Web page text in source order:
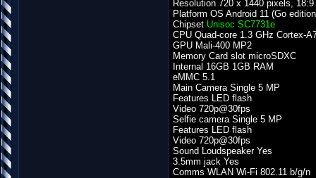
Resolution 720 x 1440 pixels,
Platform OS Android 11 (Go
Chipset Unisoc SC7731e
CPU Quad-core 1.3 GHz Cortex-
GPU Mali-400 MP2
Memory Card slot microSDXC
Internal 16GB 1GB RAM
eMMC 5.1
Main Camera Single 5 MP
Features LED flash
Video 720p@30fps
Selfie camera Single 5 MP
Features LED flash
Video 720p@30fps
Sound Loudspeaker Yes
3.5mm jack Yes
Comms WLAN Wi-Fi 802.11 b/g/n